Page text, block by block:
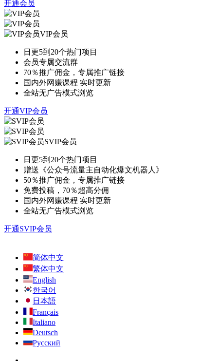
开通会员
VIP会员
日更5到20个热门项目
会员专属交流群
70％推广佣金，专属推广链接
国内外网赚课程 实时更新
全站无广告模式浏览
开通VIP会员
SVIP会员
日更5到20个热门项目
赠送《公众号流量主自动化爆文机器人》
50％推广佣金，专属推广链接
免费投稿，70％超高分佣
国内外网赚课程 实时更新
全站无广告模式浏览
开通SVIP会员
简体中文
繁体中文
English
한국어
日本語
Français
Italiano
Deutsch
Русский